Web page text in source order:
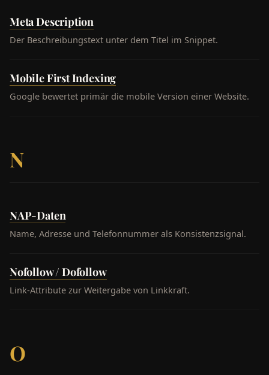
Meta Description
Der Beschreibungstext unter dem Titel im Snippet.
Mobile First Indexing
Google bewertet primär die mobile Version einer Website.
N
NAP-Daten
Name, Adresse und Telefonnummer als Konsistenzsignal.
Nofollow / Dofollow
Link-Attribute zur Weitergabe von Linkkraft.
O